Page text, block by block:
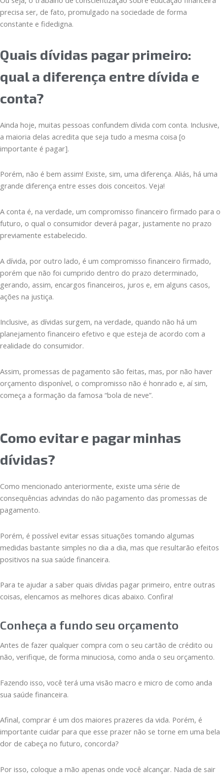
precisa ser, de fato, promulgado na sociedade de forma
constante e fidedigna.
Quais dívidas pagar primeiro:
qual a diferença entre dívida e
conta?
Ainda hoje, muitas pessoas confundem dívida com conta. Inclusive,
a maioria delas acredita que seja tudo a mesma coisa [o
importante é pagar].
Porém, não é bem assim! Existe, sim, uma diferença. Aliás, há uma
grande diferença entre esses dois conceitos. Veja!
A conta é, na verdade, um compromisso financeiro firmado para o
futuro, o qual o consumidor deverá pagar, justamente no prazo
previamente estabelecido.
A dívida, por outro lado, é um compromisso financeiro firmado,
porém que não foi cumprido dentro do prazo determinado,
gerando, assim, encargos financeiros, juros e, em alguns casos,
ações na justiça.
Inclusive, as dívidas surgem, na verdade, quando não há um
planejamento financeiro efetivo e que esteja de acordo com a
realidade do consumidor.
Assim, promessas de pagamento são feitas, mas, por não haver
orçamento disponível, o compromisso não é honrado e, aí sim,
começa a formação da famosa “bola de neve”.
Como evitar e pagar minhas
dívidas?
Como mencionado anteriormente, existe uma série de
consequências advindas do não pagamento das promessas de
pagamento.
Porém, é possível evitar essas situações tomando algumas
medidas bastante simples no dia a dia, mas que resultarão efeitos
positivos na sua saúde financeira.
Para te ajudar a saber quais dívidas pagar primeiro, entre outras
coisas, elencamos as melhores dicas abaixo. Confira!
Conheça a fundo seu orçamento
Antes de fazer qualquer compra com o seu cartão de crédito ou
não, verifique, de forma minuciosa, como anda o seu orçamento.
Fazendo isso, você terá uma visão macro e micro de como anda
sua saúde financeira.
Afinal, comprar é um dos maiores prazeres da vida. Porém, é
importante cuidar para que esse prazer não se torne em uma bela
dor de cabeça no futuro, concorda?
Por isso, coloque a mão apenas onde você alcançar. Nada de sair